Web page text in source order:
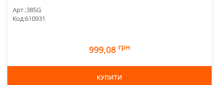
Арт.:385G
Код:610931
999,08 грн
КУПИТИ